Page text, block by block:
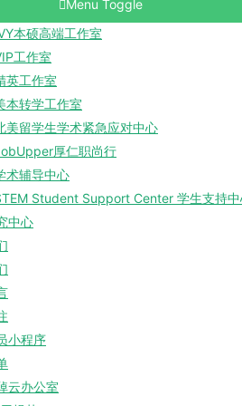
Menu Toggle
本硕高端工作室
工作室
英工作室
本转学工作室
美留学生学术紧急应对中心
厚仁职尚行
术辅导中心
Student Support Center 学生支持
中心
小程序
云办公室